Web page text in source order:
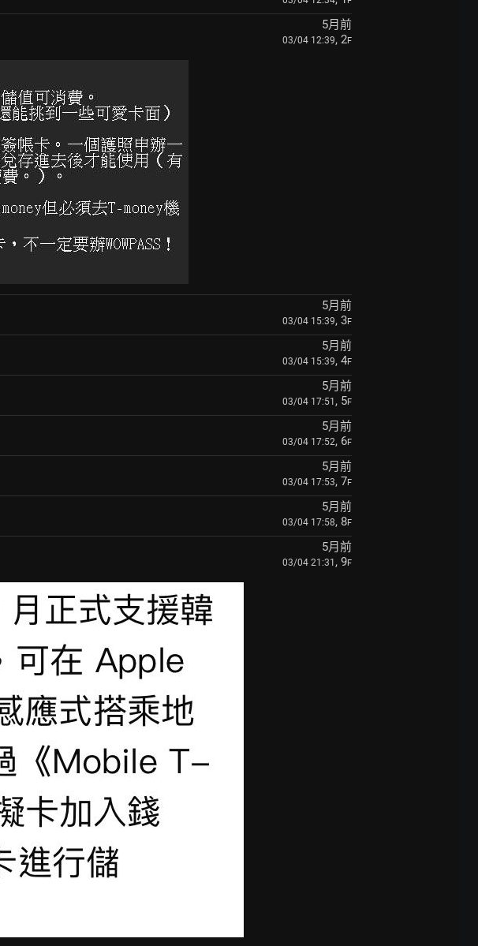
5月前
03/04 12:39, 2F
5月前
03/04 15:39, 3F
5月前
03/04 15:39, 4F
5月前
03/04 17:51 , 5F
5月前
03/04 17:52, 6F
5月前
03/04 17:53, 7F
5月前
03/04 17:58, 8F
5月前
03/04 21:31 , 9F